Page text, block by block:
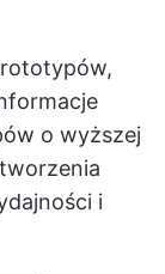
o wyższej
i